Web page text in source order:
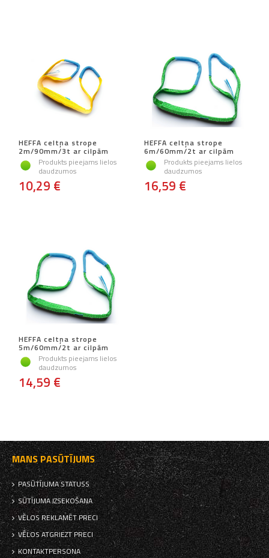
HEFFA celtņa strope
2m/90mm/3t ar cilpām
Produkts pieejams lielos
daudzumos
10,29 €
HEFFA celtņa strope
6m/60mm/2t ar cilpām
Produkts pieejams lielos
daudzumos
16,59 €
HEFFA celtņa strope
5m/60mm/2t ar cilpām
Produkts pieejams lielos
daudzumos
14,59 €
MANS PASŪTĪJUMS
PASŪTĪJUMA STATUSS
SŪTĪJUMA IZSEKOŠANA
VĒLOS REKLAMĒT PRECI
VĒLOS ATGRIEZT PRECI
KONTAKTPERSONA